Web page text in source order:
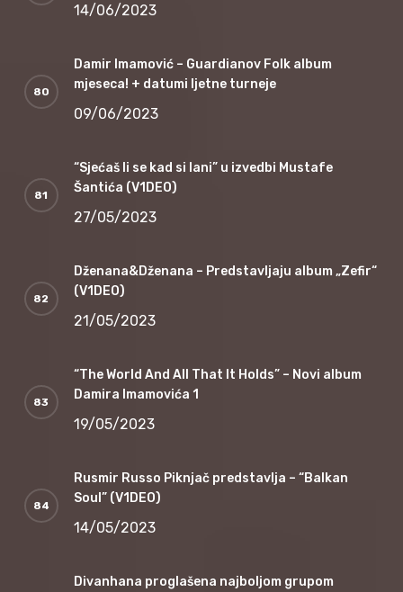
14/06/2023
Damir Imamović – Guardianov Folk album
mjeseca! + datumi ljetne turneje
09/06/2023
“Sjećaš li se kad si lani” u izvedbi Mustafe
Šantića (V1DEO)
27/05/2023
Dženana&Dženana – Predstavljaju album „Zefir“
(V1DEO)
21/05/2023
“The World And All That It Holds” – Novi album
Damira Imamovića 1
19/05/2023
Rusmir Russo Piknjač predstavlja – “Balkan
Soul” (V1DEO)
14/05/2023
Divanhana proglašena najboljom grupom